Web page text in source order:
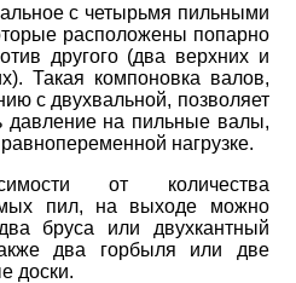
с четырьмя пильными
расположены попарно
другого (два верхних и
Такая компоновка валов,
с двухвальной, позволяет
давление на пильные валы,
нагрузке.
от количества
пил, на выходе можно
бруса или двухкантный
два горбыля или две
доски.